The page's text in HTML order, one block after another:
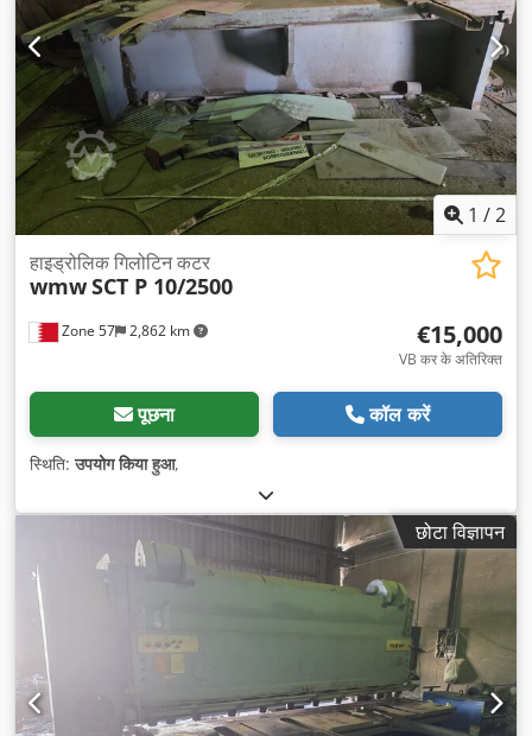
1 /2
Zone 57 2,862 km
हाइड्रोलिक गिलोटिन कटर
wmwSCT P 10/2500
€15,000
VB कर के अतिरिक्त
पूछना कॉल करें
स्थिति:उपयोग किया हुआ,
छोटा विज्ञापन